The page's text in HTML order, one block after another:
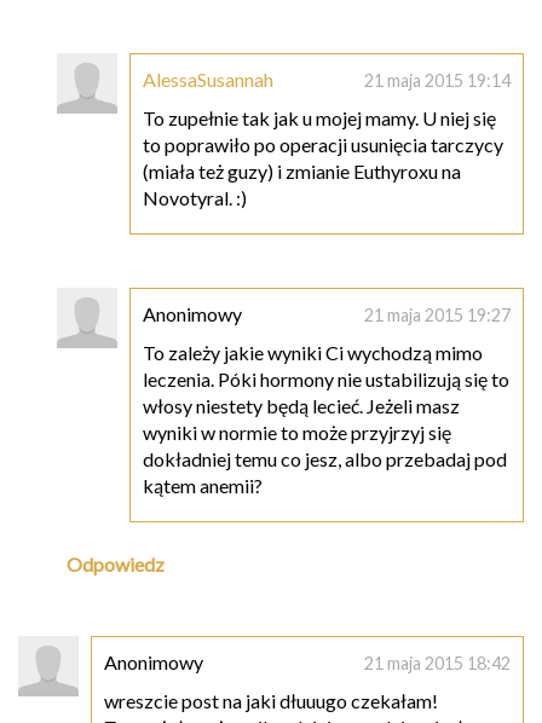
AlessaSusannah 21 maja 2015 19:14
To zupełnie tak jak u mojej mamy. U niej się
to poprawiło po operacji usunięcia tarczycy
(miała też guzy) i zmianie Euthyroxu na
Novotyral. :)
Anonimowy 21 maja 2015 19:27
To zależy jakie wyniki Ci wychodzą mimo
leczenia. Póki hormony nie ustabilizują się to
włosy niestety będą lecieć. Jeżeli masz
wyniki w normie to może przyjrzyj się
dokładniej temu co jesz, albo przebadaj pod
kątem anemii?
Odpowiedz
Anonimowy 21 maja 2015 18:42
wreszcie post na jaki dłuuugo czekałam!